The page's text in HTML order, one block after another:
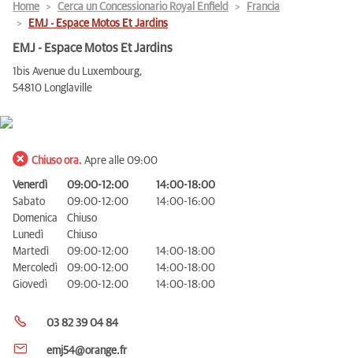
Home Cerca un Concessionario Royal Enfield
Francia
EMJ - Espace Motos Et Jardins
EMJ - Espace Motos Et Jardins
1bis Avenue du Luxembourg,
54810 Longlaville
Chiuso ora. Apre alle 09:00
Venerdì 09:00-12:00
14:00-18:00
Sabato
09:00-12:00
14:00-16:00
Domenica
Chiuso
Lunedì
Chiuso
Martedì
09:00-12:00
14:00-18:00
Mercoledì
09:00-12:00
14:00-18:00
Giovedì
09:00-12:00 14:00-18:00
03 82 39 04 84
emj54@orange.fr